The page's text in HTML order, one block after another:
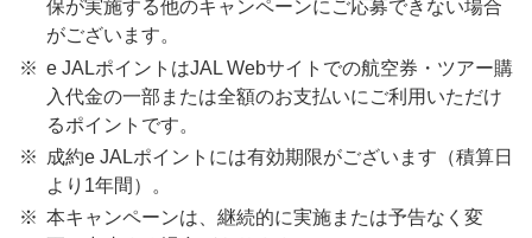
保が実施する他のキャンペーンにご応募できない場合
がございます。
e JALポイントはJAL Webサイトでの航空券・ツアー購
入代金の一部または全額のお支払いにご利用いただけ
るポイントです。
成約e JALポイントには有効期限がございます（積算日
より1年間）。
本キャンペーンは、継続的に実施または予告なく変